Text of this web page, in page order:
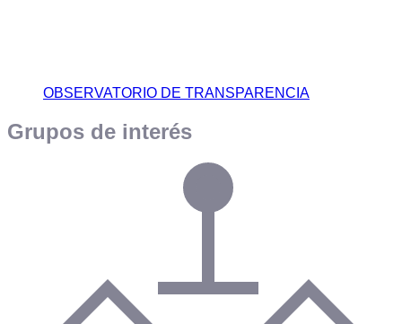
OBSERVATORIO DE TRANSPARENCIA
Grupos de interés